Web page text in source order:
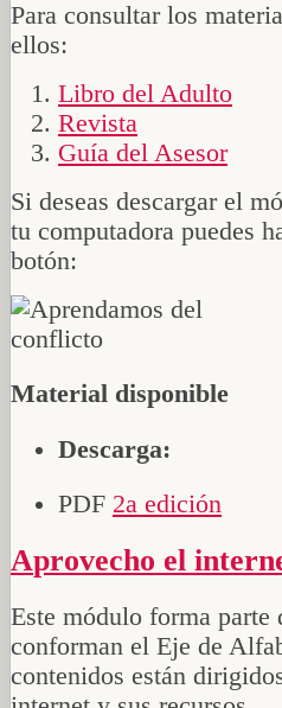
Para consultar los
ellos:
Libro del Adulto
Revista
Guía del Asesor
Si deseas descargar el
tu computadora puedes
botón:
Material disponible
Descarga:
PDF 2a edición
Aprovecho el
Este módulo forma parte
conforman el Eje de
contenidos están